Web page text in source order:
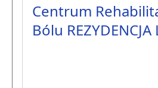
Centrum
Bólu REZYDENCJA